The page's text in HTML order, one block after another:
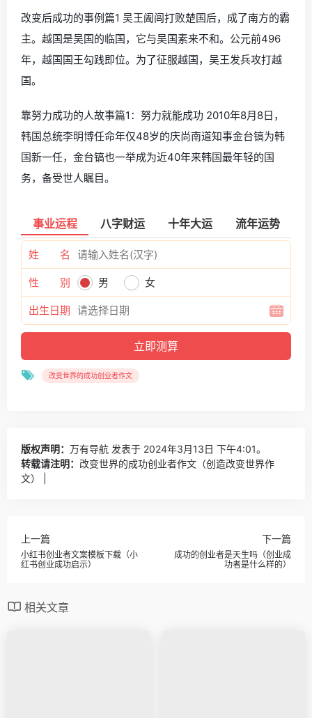
改变后成功的事例篇1 吴王阖闾打败楚国后，成了南方的霸
主。越国是吴国的临国，它与吴国素来不和。公元前496
年，越国国王勾践即位。为了征服越国，吴王发兵攻打越
国。
靠努力成功的人故事篇1：努力就能成功 2010年8月8日，
韩国总统李明博任命年仅48岁的庆尚南道知事金台镐为韩
国新一任，金台镐也一举成为近40年来韩国最年轻的国
务，备受世人瞩目。
事业运程 八字财运 十年大运 流年运势
姓 名
性 别 男 女
出生日期
改变世界的成功创业者作文
版权声明： 万有导航 发表于 2024年3月13日 下午4:01。
转载请注明： 改变世界的成功创业者作文（创造改变世界作
文） |
上一篇
小红书创业者文案模板下载（小
红书创业成功启示）
下一篇
成功的创业者是天生吗（创业成
功者是什么样的）
相关文章